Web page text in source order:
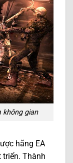
gian
hãng EA
triển. Thành